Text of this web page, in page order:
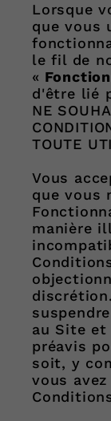
Lorsque
que vous
le fil de
«
d'être lié
NE
TOUTE
Vous
que vous
manière
au Site et
préavis
soit, y
vous